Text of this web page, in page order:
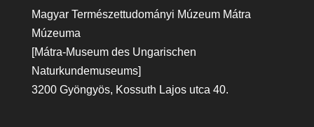
Magyar Természettudományi Múzeum Mátra
Múzeuma
[Mátra-Museum des Ungarischen
Naturkundemuseums]
3200 Gyöngyös, Kossuth Lajos utca 40.